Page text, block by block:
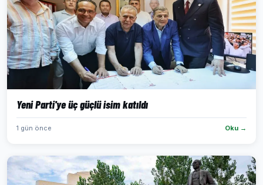
Yeni Parti'ye üç güçlü isim katıldı
1 gün önce Oku →